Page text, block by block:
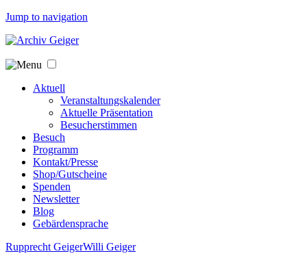
Jump to navigation
Aktuell
Veranstaltungskalender
Aktuelle Präsentation
Besucherstimmen
Besuch
Programm
Kontakt/Presse
Shop/Gutscheine
Spenden
Newsletter
Blog
Gebärdensprache
Rupprecht GeigerWilli Geiger